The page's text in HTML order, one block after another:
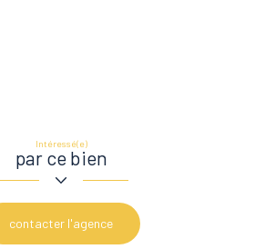
Intéressé(e)
par ce bien
contacter l'agence